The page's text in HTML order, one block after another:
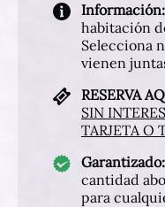
Información:
habitación
Selecciona
vienen
RESERVA
SIN
TARJETA O
Garantizado:
cantidad
para